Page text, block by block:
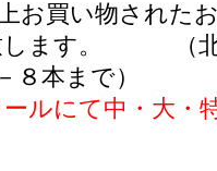
お買い物された
します。 （北
８本まで）
ルにて中・大・